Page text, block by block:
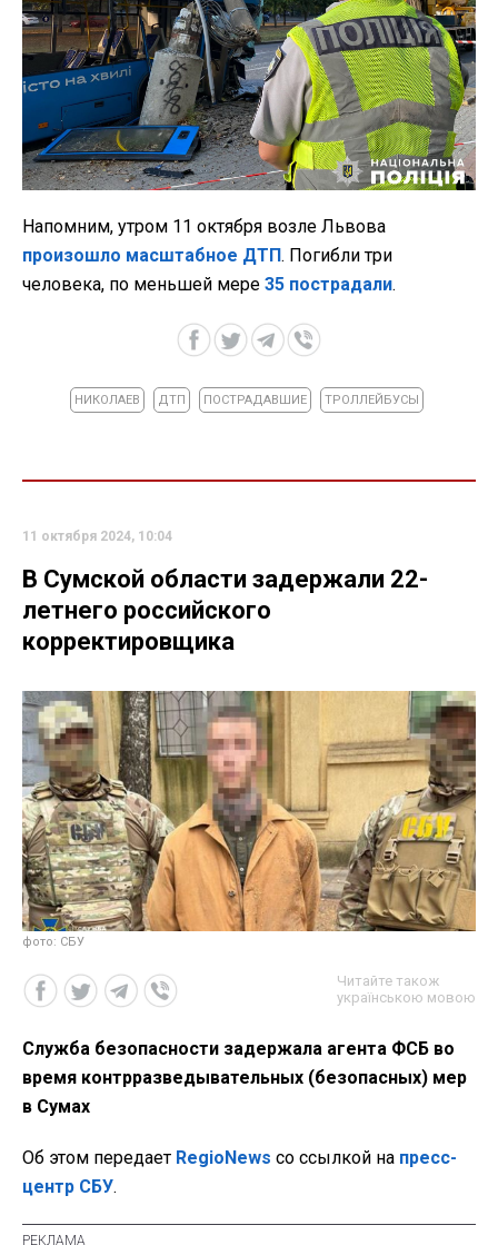
Напомним, утром 11 октября возле Львова
произошло масштабное ДТП. Погибли три
человека, по меньшей мере 35 пострадали.
НИКОЛАЕВ ДТП ПОСТРАДАВШИЕ ТРОЛЛЕЙБУСЫ
11 октября 2024, 10:04
В Сумской области задержали 22-
летнего российского
корректировщика
фото: СБУ
Читайте також
українською мовою
Служба безопасности задержала агента ФСБ во
время контрразведывательных (безопасных) мер
в Сумах
Об этом передает RegioNews со ссылкой на пресс-
центр СБУ.